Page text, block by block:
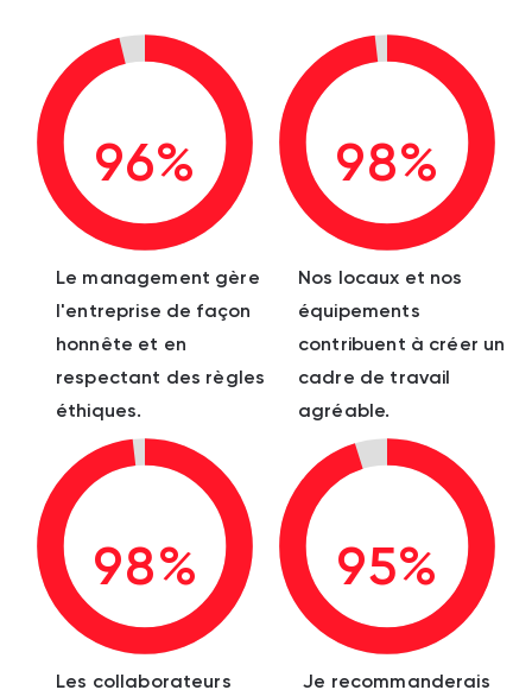
96%
Le management gère
l'entreprise de façon
honnête et en
respectant des règles
éthiques.
98%
Nos locaux et nos
équipements
contribuent à créer un
cadre de travail
agréable.
98%
Les collaborateurs
95%
Je recommanderais